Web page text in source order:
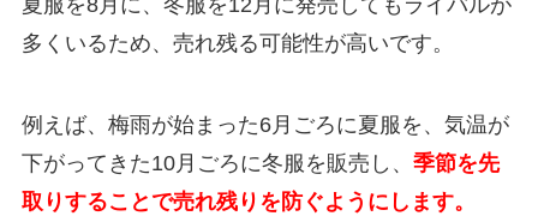
夏服を8月に、冬服を12月に発売してもライバルが
多くいるため、売れ残る可能性が高いです。
例えば、梅雨が始まった6月ごろに夏服を、気温が
下がってきた10月ごろに冬服を販売し、 季節を先
取りすることで売れ残りを防ぐようにします。